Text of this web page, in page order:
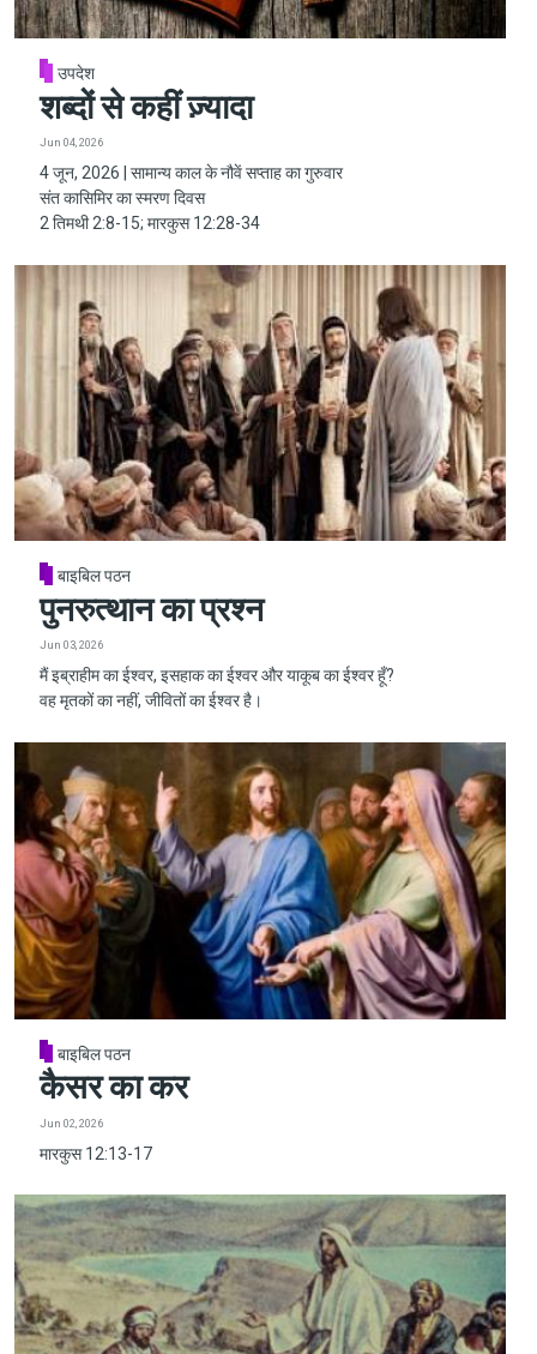
उपदेश
शब्दों से कहीं ज़्यादा
Jun 04, 2026
4 जून, 2026 | सामान्य काल के नौवें सप्ताह का गुरुवार
संत कासिमिर का स्मरण दिवस
2 तिमथी 2:8-15; मारकुस 12:28-34
बाइबिल पठन
पुनरुत्थान का प्रश्न
Jun 03, 2026
मैं इब्राहीम का ईश्वर, इसहाक का ईश्वर और याकूब का ईश्वर हूँ?
वह मृतकों का नहीं, जीवितों का ईश्वर है।
बाइबिल पठन
कैसर का कर
Jun 02, 2026
मारकुस 12:13-17